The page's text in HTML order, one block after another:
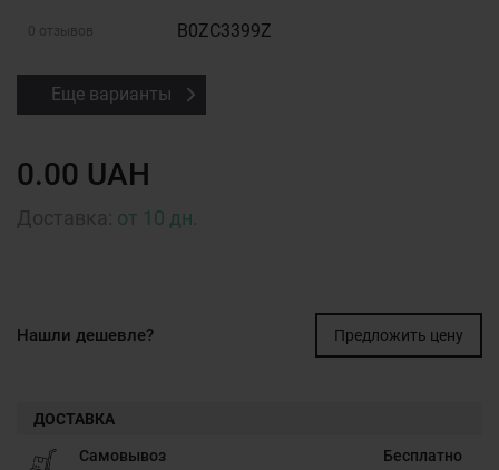
0 отзывов B0ZC3399Z
Еще варианты
0.00 UAH
от 10 дн.
Нашли дешевле? Предложить цену
ДОСТАВКА
Самовывоз Бесплатно